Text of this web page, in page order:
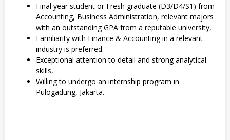
Final year student or Fresh graduate (D3/D4/S1) from
Accounting, Business Administration, relevant majors
with an outstanding GPA from a reputable university,
Familiarity with Finance & Accounting in a relevant
industry is preferred.
Exceptional attention to detail and strong analytical
skills,
Willing to undergo an internship program in
Pulogadung, Jakarta.